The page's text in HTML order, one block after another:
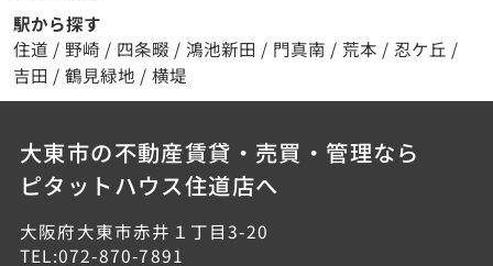
駅から探す
住道 / 野崎 / 四条畷 / 鴻池新田 / 門真南 / 荒本 / 忍ケ丘 /
吉田 / 鶴見緑地 / 横堤
大東市の不動産賃貸・売買・管理なら
ピタットハウス住道店へ
大阪府大東市赤井１丁目3-20
TEL:072-870-7891